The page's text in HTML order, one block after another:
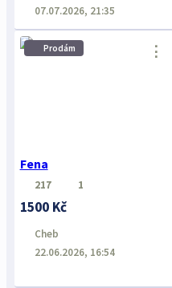
07.07.2026, 21:35
Prodám
Fena
⋮
217 1
1500 Kč
Cheb
22.06.2026, 16:54